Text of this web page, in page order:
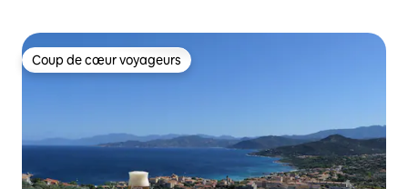
Coup de cœur voyageurs
Coup de cœur voyageurs